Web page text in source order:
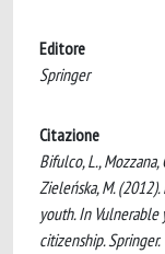
Editore
Springer
Citazione
Bifulco, L., Mozzana,
Zieleńska, M.
youth. In
citizenship. Springer.